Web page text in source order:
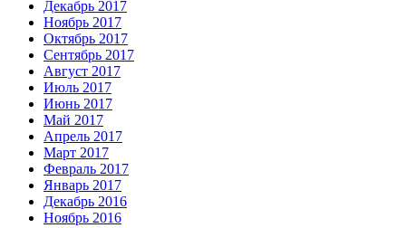
Декабрь 2017
Ноябрь 2017
Октябрь 2017
Сентябрь 2017
Август 2017
Июль 2017
Июнь 2017
Май 2017
Апрель 2017
Март 2017
Февраль 2017
Январь 2017
Декабрь 2016
Ноябрь 2016